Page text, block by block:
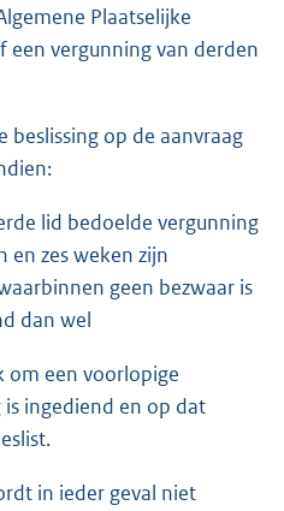
Plaatselijke
een vergunning van derden
beslissing op de aanvraag
lid bedoelde vergunning
en zes weken zijn
geen bezwaar is
dan wel
om een voorlopige
ingediend en op dat
in ieder geval niet